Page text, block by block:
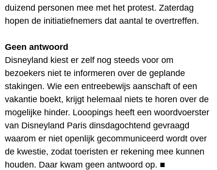
duizend personen mee met het protest. Zaterdag
hopen de initiatiefnemers dat aantal te overtreffen.
Geen antwoord
Disneyland kiest er zelf nog steeds voor om
bezoekers niet te informeren over de geplande
stakingen. Wie een entreebewijs aanschaft of een
vakantie boekt, krijgt helemaal niets te horen over de
mogelijke hinder. Looopings heeft een woordvoerster
van Disneyland Paris dinsdagochtend gevraagd
waarom er niet openlijk gecommuniceerd wordt over
de kwestie, zodat toeristen er rekening mee kunnen
houden. Daar kwam geen antwoord op. ■